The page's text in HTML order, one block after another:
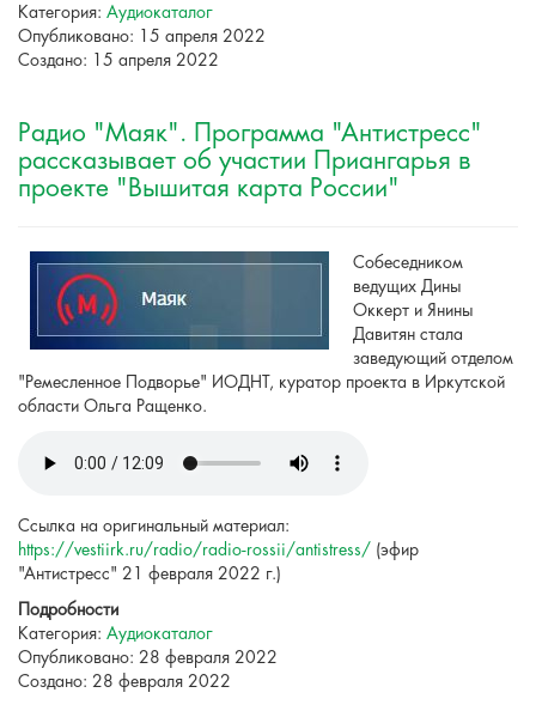
Категория: Аудиокаталог
Опубликовано: 15 апреля 2022
Создано: 15 апреля 2022
Радио "Маяк". Программа "Антистресс"
рассказывает об участии Приангарья в
проекте "Вышитая карта России"
Собеседником
ведущих Дины
Оккерт и Янины
Давитян стала
заведующий отделом
"Ремесленное Подворье" ИОДНТ, куратор проекта в Иркутской
области Ольга Ращенко.
Ссылка на оригинальный материал:
https://vestiirk.ru/radio/radio-rossii/antistress/ (эфир
"Антистресс" 21 февраля 2022 г.)
Подробности
Категория: Аудиокаталог
Опубликовано: 28 февраля 2022
Создано: 28 февраля 2022